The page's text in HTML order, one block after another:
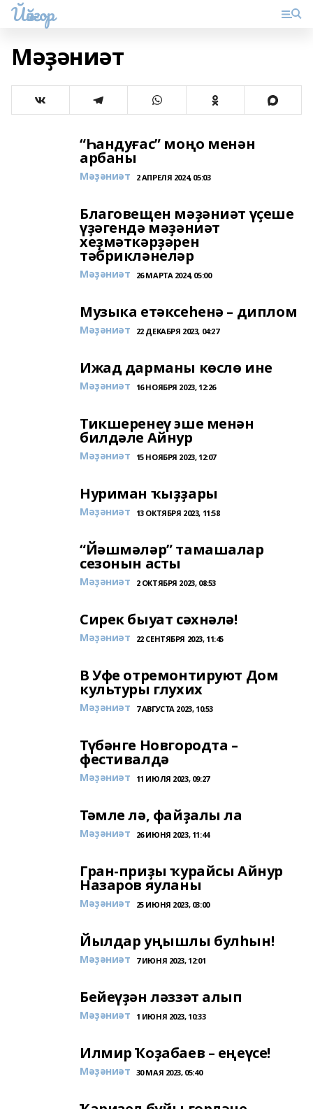
Йәйғор
Мәҙәниәт
“Һандуғас” моңо менән
арбаны
Мәҙәниәт 2 АПРЕЛЯ 2024, 05:03
Благовещен мәҙәниәт үҫеше
үҙәгендә мәҙәниәт
хеҙмәткәрҙәрен
тәбрикләнеләр
Мәҙәниәт 26 МАРТА 2024, 05:00
Музыка етәксеһенә – диплом
Мәҙәниәт 22 ДЕКАБРЯ 2023, 04:27
Ижад дарманы көслө ине
Мәҙәниәт 16 НОЯБРЯ 2023, 12:26
Тикшеренеү эше менән
билдәле Айнур
Мәҙәниәт 15 НОЯБРЯ 2023, 12:07
Нуриман ҡыҙҙары
Мәҙәниәт 13 ОКТЯБРЯ 2023, 11:58
“Йәшмәләр” тамашалар
сезонын асты
Мәҙәниәт 2 ОКТЯБРЯ 2023, 08:53
Сирек быуат сәхнәлә!
Мәҙәниәт 22 СЕНТЯБРЯ 2023, 11:45
В Уфе отремонтируют Дом
культуры глухих
Мәҙәниәт 7 АВГУСТА 2023, 10:53
Түбәнге Новгородта –
фестивалдә
Мәҙәниәт 11 ИЮЛЯ 2023, 09:27
Тәмле лә, файҙалы ла
Мәҙәниәт 26 ИЮНЯ 2023, 11:44
Гран-приҙы ҡурайсы Айнур
Назаров яуланы
Мәҙәниәт 25 ИЮНЯ 2023, 03:00
Йылдар уңышлы булһын!
Мәҙәниәт 7 ИЮНЯ 2023, 12:01
Бейеүҙән ләззәт алып
Мәҙәниәт 1 ИЮНЯ 2023, 10:33
Илмир Ҡоҙабаев – еңеүсе!
Мәҙәниәт 30 МАЯ 2023, 05:40